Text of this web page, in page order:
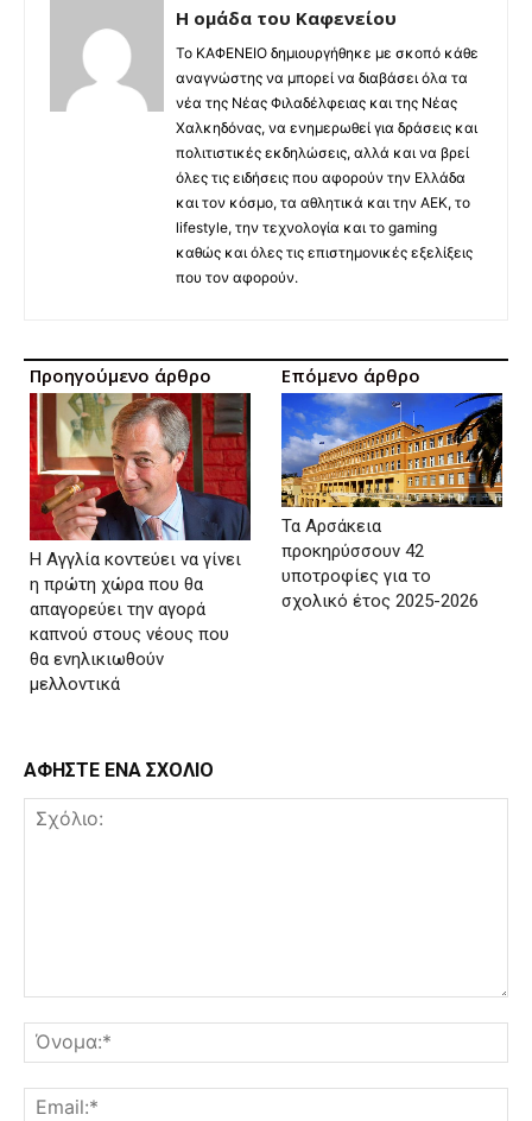
Η ομάδα του Καφενείου
Το ΚΑΦΕΝΕΙΟ δημιουργήθηκε με σκοπό κάθε
αναγνώστης να μπορεί να διαβάσει όλα τα
νέα της Νέας Φιλαδέλφειας και της Νέας
Χαλκηδόνας, να ενημερωθεί για δράσεις και
πολιτιστικές εκδηλώσεις, αλλά και να βρεί
όλες τις ειδήσεις που αφορούν την Ελλάδα
και τον κόσμο, τα αθλητικά και την ΑΕΚ, το
lifestyle, την τεχνολογία και το gaming
καθώς και όλες τις επιστημονικές εξελίξεις
που τον αφορούν.
Προηγούμενο άρθρο
Η Αγγλία κοντεύει να γίνει
η πρώτη χώρα που θα
απαγορεύει την αγορά
καπνού στους νέους που
θα ενηλικιωθούν
μελλοντικά
Επόμενο άρθρο
Τα Αρσάκεια
προκηρύσσουν 42
υποτροφίες για το
σχολικό έτος 2025-2026
ΑΦΗΣΤΕ ΕΝΑ ΣΧΟΛΙΟ